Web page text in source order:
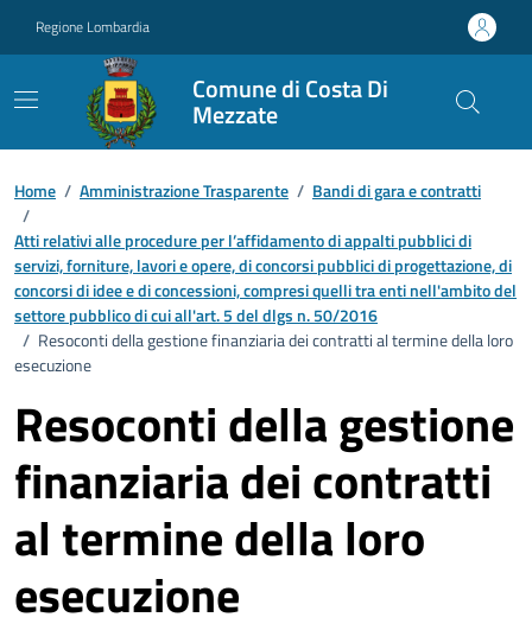
Regione Lombardia
Comune di Costa Di
Mezzate
Home / Amministrazione Trasparente / Bandi di gara e contratti
/
Atti relativi alle procedure per l’affidamento di appalti pubblici di
servizi, forniture, lavori e opere, di concorsi pubblici di progettazione, di
concorsi di idee e di concessioni, compresi quelli tra enti nell'ambito del
settore pubblico di cui all'art. 5 del dlgs n. 50/2016
/ Resoconti della gestione finanziaria dei contratti al termine della loro
esecuzione
Resoconti della gestione
finanziaria dei contratti
al termine della loro
esecuzione